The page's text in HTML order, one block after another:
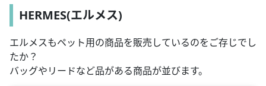
HERMES(エルメス)
エルメスもペット用の商品を販売しているのをご存じでし
たか？
バッグやリードなど品がある商品が並びます。